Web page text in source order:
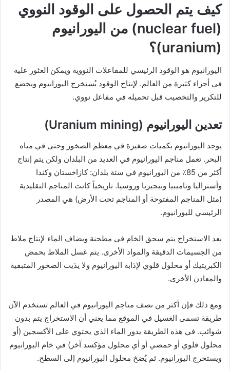
كيف يتم الحصول على الوقود النووي
(nuclear fuel) من اليورانيوم
(uranium)؟
اليورانيوم هو الوقود الرئيسي للمفاعلات النووية ويمكن العثور عليه
في أجزاء كثيرة من العالم. لإنتاج الوقود يُستخرج اليورانيوم ويخضع
للتكرير والتخصيب قبل تحميله في مفاعل نووي.
تعدين اليورانيوم (Uranium mining)
يوجد اليورانيوم بكميات صغيرة في معظم الصخور وحتى في مياه
البحر. تعمل مناجم اليورانيوم في العديد من البلدان ولكن يتم إنتاج
أكثر من 85٪ من اليورانيوم في ستة بلدان: كازاخستان وكندا
وأستراليا وناميبيا ونيجيريا وروسيا. تاريخياً كانت المناجم التقليدية
(مثل المناجم المفتوحة أو المناجم تحت الأرض) هي المصدر
الرئيسي لليورانيوم.
بعد الاستخراج يتم سحق الخام في مطحنة ويضاف الماء لإنتاج ملاط ​​
من الجسيمات الدقيقة والمواد الأخرى. يتم غسل الملاط بحمض
الكبريتيك أو محلول قلوي لإذابة اليورانيوم ولا يذيب الصخور المتبقية
والمعادن الأخرى.
ومع ذلك فإن أكثر من نصف مناجم اليورانيوم في العالم تستخدم الآن
طريقة تسمى الغسيل في الموقع مما يعني أن الاستخراج يتم بدون
شوائب. في هذه الطريقة يدور الماء الذي يحتوي على الأكسجين (أو
محلول قلوي أو حمضي أو أي محلول مؤكسد آخر) في خام اليورانيوم
ويستخرج اليورانيوم. ثم يُضخ محلول اليورانيوم إلى السطح.